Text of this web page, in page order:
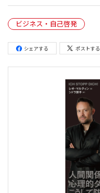
ビジネス・自己啓発
シェアする ポストする